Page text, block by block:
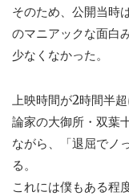
そのため、公開当時
のマニアックな面白
少なくなかった。
上映時間が2時間半
論家の大御所・双葉
ながら、「退屈でノ
る。
これには僕もある程